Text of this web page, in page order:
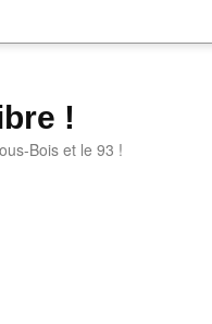
!
Bois et le 93 !